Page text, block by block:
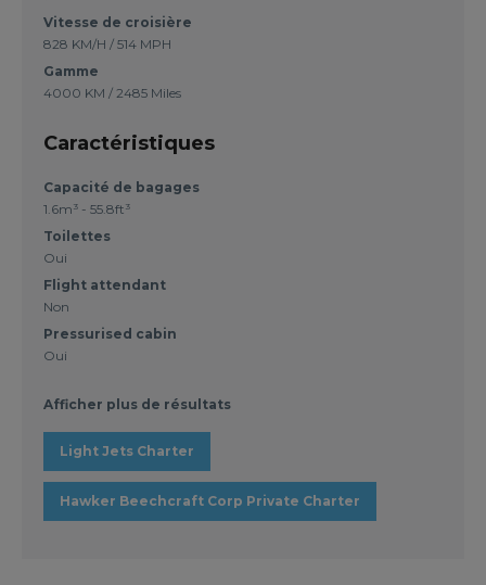
Vitesse de croisière
828 KM/H / 514 MPH
Gamme
4000 KM / 2485 Miles
Caractéristiques
Capacité de bagages
1.6m³ - 55.8ft³
Toilettes
Oui
Flight attendant
Non
Pressurised cabin
Oui
Afficher plus de résultats
Light Jets Charter
Hawker Beechcraft Corp Private Charter